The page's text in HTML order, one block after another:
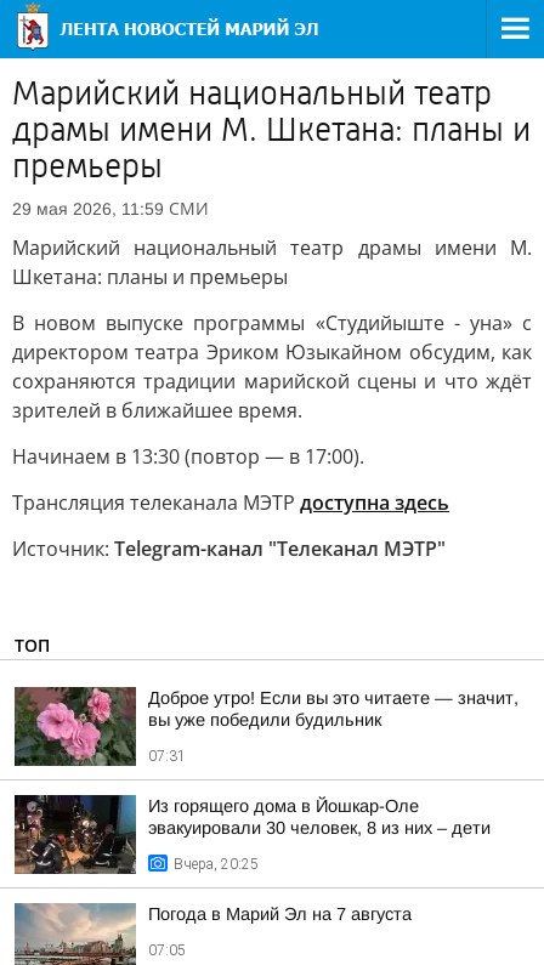
Марийский национальный театр
драмы имени М. Шкетана: планы и
премьеры
29 мая 2026, 11:59 СМИ
Марийский национальный театр драмы имени М.
Шкетана: планы и премьеры
В новом выпуске программы «Студийыште - уна» с
директором театра Эриком Юзыкайном обсудим, как
сохраняются традиции марийской сцены и что ждёт
зрителей в ближайшее время.
Начинаем в 13:30 (повтор — в 17:00).
Трансляция телеканала МЭТР доступна здесь
Источник: Telegram-канал "Телеканал МЭТР"
ТОП
Доброе утро! Если вы это читаете — значит,
вы уже победили будильник
07:31
Из горящего дома в Йошкар-Оле
эвакуировали 30 человек, 8 из них – дети
Вчера, 20:25
Погода в Марий Эл на 7 августа
07:05